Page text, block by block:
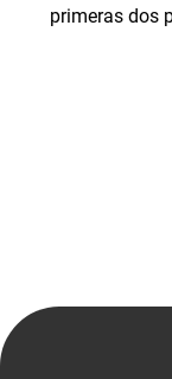
primeras dos